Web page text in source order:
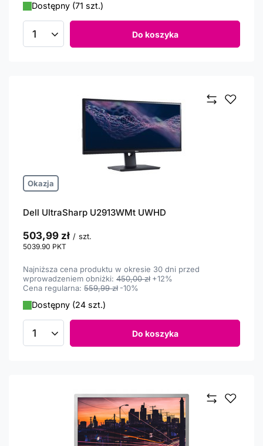
Dostępny (71 szt.)
Ilość produktów Do koszyka
Okazja
Dell UltraSharp U2913WMt UWHD
503,99 zł / szt.
5039.90 PKT
Najniższa cena produktu w okresie 30 dni przed
wprowadzeniem obniżki: 450,00 zł +12%
Cena regularna: 559,99 zł -10%
Dostępny (24 szt.)
Ilość produktów Do koszyka